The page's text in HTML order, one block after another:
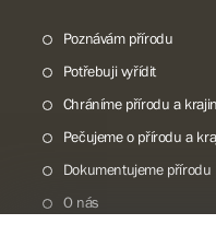
Poznávám přírodu
Potřebuji vyřídit
Chráníme přírodu a
Pečujeme o přírodu a
Dokumentujeme přírodu
O nás